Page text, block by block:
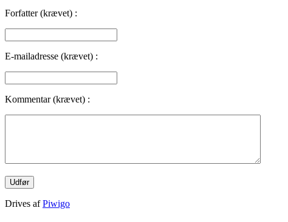
Forfatter (krævet) :
E-mailadresse (krævet) :
Kommentar (krævet) :
Drives afPiwigo